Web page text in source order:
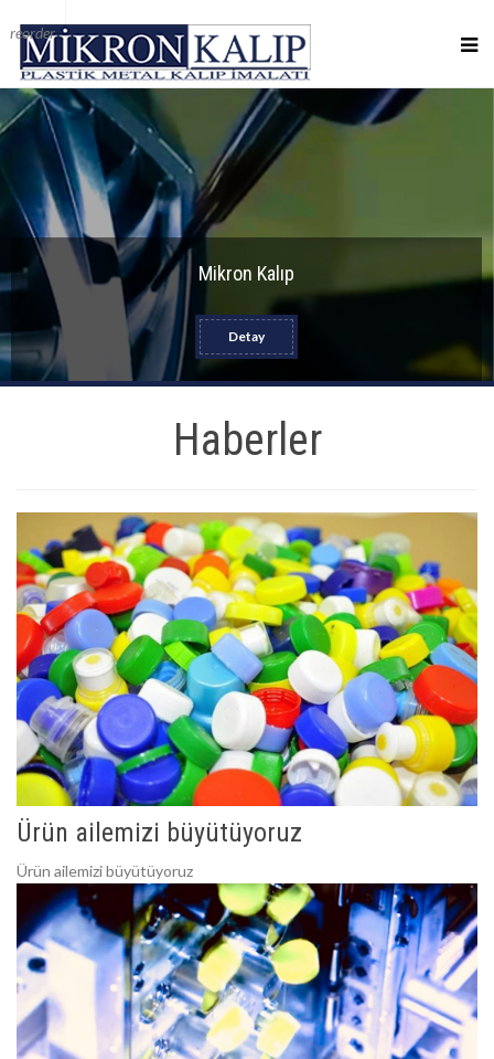
reorder
Mikron Kalıp
Detay
Haberler
Ürün ailemizi büyütüyoruz
Ürün ailemizi büyütüyoruz